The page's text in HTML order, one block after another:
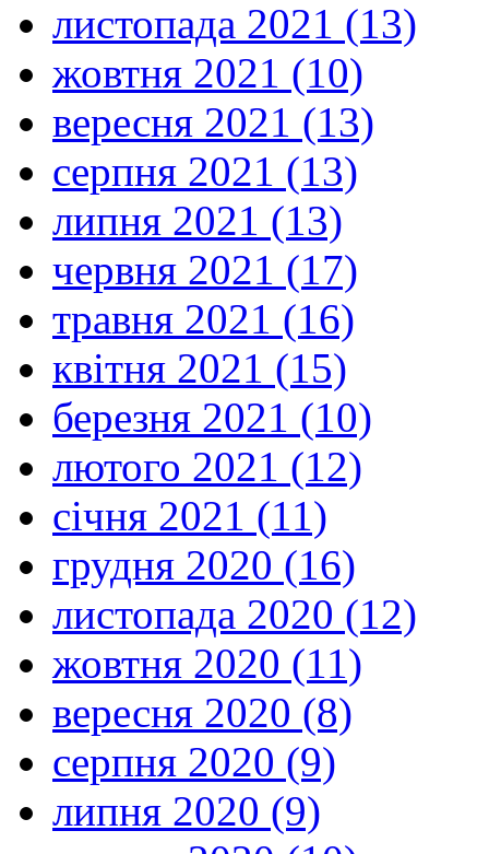
листопада 2021 (13)
жовтня 2021 (10)
вересня 2021 (13)
серпня 2021 (13)
липня 2021 (13)
червня 2021 (17)
травня 2021 (16)
квітня 2021 (15)
березня 2021 (10)
лютого 2021 (12)
січня 2021 (11)
грудня 2020 (16)
листопада 2020 (12)
жовтня 2020 (11)
вересня 2020 (8)
серпня 2020 (9)
липня 2020 (9)